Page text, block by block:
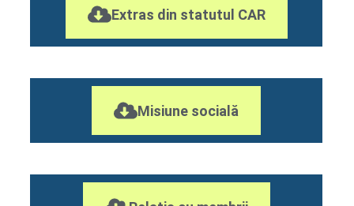
Extras din statutul CAR
Misiune socială